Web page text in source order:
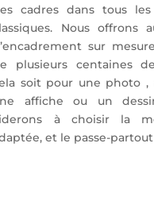
cadres dans tous
Nous offrons
sur
plusieurs centaines
soit pour une photo ,
affiche ou un
à choisir la
et le passe-